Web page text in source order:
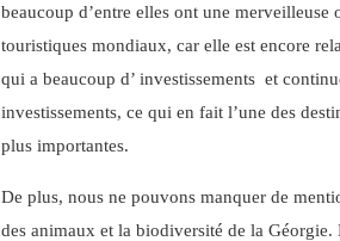
beaucoup d’entre elles ont une merveilleuse
touristiques mondiaux, car elle est encore
qui a beaucoup d’ investissements et
investissements, ce qui en fait l’une des
plus importantes.
De plus, nous ne pouvons manquer de
des animaux et la biodiversité de la Géorgie.